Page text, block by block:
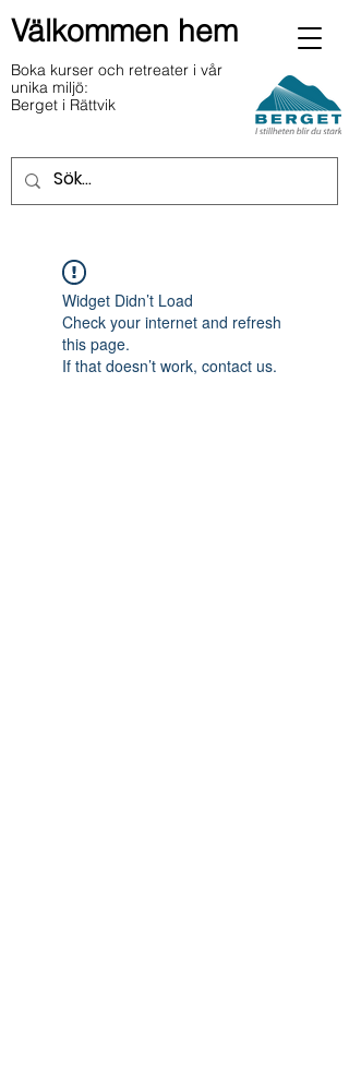
Välkommen hem
Boka kurser och retreater i vår
unika miljö:
Berget i Rättvik
Widget Didn’t Load
Check your internet and refresh
this page.
If that doesn’t work, contact us.